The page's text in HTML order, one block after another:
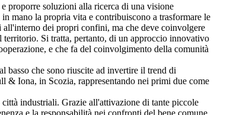
proporre soluzioni alla ricerca di una visione
mano la propria vita e contribuiscono a trasformare le
dei propri confini, ma che deve coinvolgere
Si tratta, pertanto, di un approccio innovativo
e che fa del coinvolgimento della comunità
basso che sono riuscite ad invertire il trend di
& Iona, in Scozia, rappresentando nei primi due come
industriali. Grazie all'attivazione di tante piccole
e la responsabilità nei confronti del bene comune